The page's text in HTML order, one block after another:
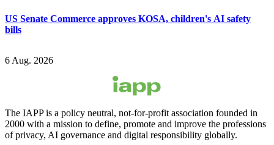
US Senate Commerce approves KOSA, children's AI safety
bills
6 Aug. 2026
The IAPP is a policy neutral, not-for-profit association founded in
2000 with a mission to define, promote and improve the professions
of privacy, AI governance and digital responsibility globally.